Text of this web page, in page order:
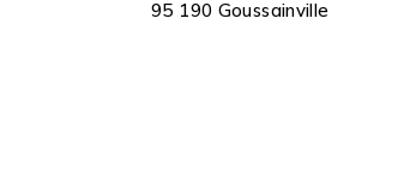
95 190 Goussainville